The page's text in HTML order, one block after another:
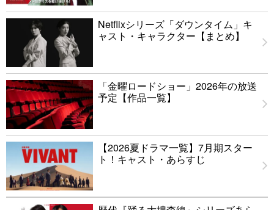
Netflixシリーズ「ダウンタイム」キ
ャスト・キャラクター【まとめ】
「金曜ロードショー」2026年の放送
予定【作品一覧】
【2026夏ドラマ一覧】7月期スター
ト！キャスト・あらすじ